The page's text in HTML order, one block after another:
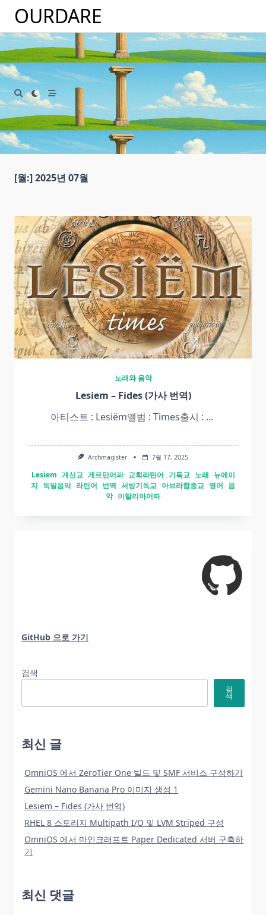
Skip
content
OURDARE
[월:]2025년 07월
노래와 음악
Lesiem – Fides (가사 번역)
아티스트 : Lesiëm앨범 : Times출시 : ...
Archmagister 7월 17, 2025
Lesiem 개신교 게르만어파 교회라틴어 기독교 노래 뉴에이
지 독일음악 라틴어 번역 서방기독교 아브라함종교 영어 음
악 이탈리아어파
GitHub 으로 가기
검색
검
색
최신 글
OmniOS 에서 ZeroTier One 빌드 및 SMF 서비스 구성하기
Gemini Nano Banana Pro 이미지 생성 1
Lesiem – Fides (가사 번역)
RHEL 8 스토리지 Multipath I/O 및 LVM Striped 구성
OmniOS 에서 마인크래프트 Paper Dedicated 서버 구축하
기
최신 댓글